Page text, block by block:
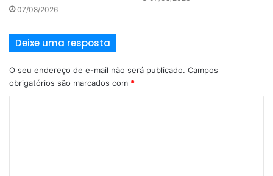
07/08/2026
Deixe uma resposta
O seu endereço de e-mail não será publicado. Campos
obrigatórios são marcados com *